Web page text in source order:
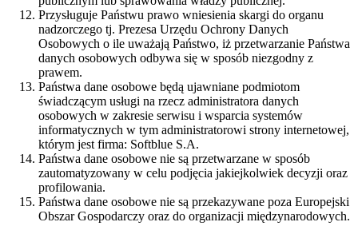
Przysługuje Państwu prawo wniesienia skargi do organu
nadzorczego tj. Prezesa Urzędu Ochrony Danych
Osobowych o ile uważają Państwo, iż przetwarzanie Państwa
danych osobowych odbywa się w sposób niezgodny z
prawem.
Państwa dane osobowe będą ujawniane podmiotom
świadczącym usługi na rzecz administratora danych
osobowych w zakresie serwisu i wsparcia systemów
informatycznych w tym administratorowi strony internetowej,
którym jest firma: Softblue S.A.
Państwa dane osobowe nie są przetwarzane w sposób
zautomatyzowany w celu podjęcia jakiejkolwiek decyzji oraz
profilowania.
Państwa dane osobowe nie są przekazywane poza Europejski
Obszar Gospodarczy oraz do organizacji międzynarodowych.